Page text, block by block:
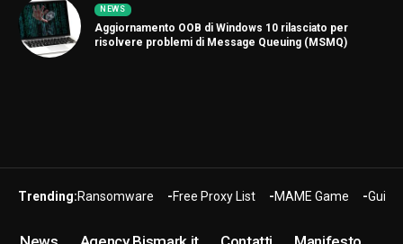
NEWS
Aggiornamento OOB di Windows 10 rilasciato per
risolvere problemi di Message Queuing (MSMQ)
Trending:Ransomware Free Proxy List MAME Game Guide